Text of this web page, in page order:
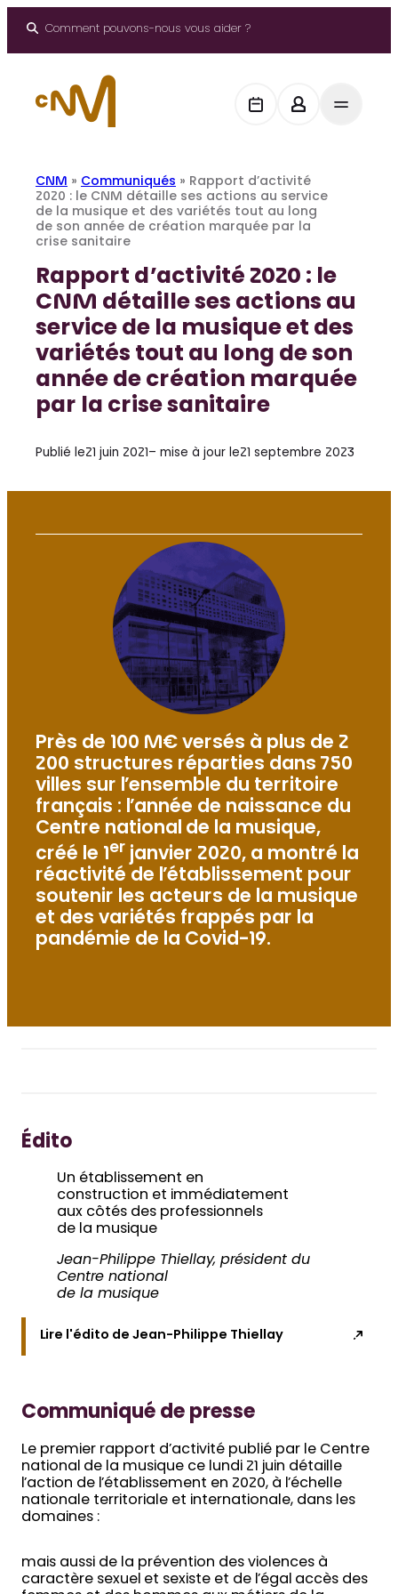
Panneau de gestion des cookies
Comment pouvons-nous vous aider ?
CNM » Communiqués » Rapport d’activité
2020 : le CNM détaille ses actions au service
de la musique et des variétés tout au long
de son année de création marquée par la
crise sanitaire
Rapport d’activité 2020 : le
CNM détaille ses actions au
service de la musique et des
variétés tout au long de son
année de création marquée
par la crise sanitaire
Publié le21 juin 2021 – mise à jour le21 septembre 2023
Près de 100 M€ versés à plus de 2
200 structures réparties dans 750
villes sur l’ensemble du territoire
français : l’année de naissance du
Centre national de la musique,
créé le 1 er janvier 2020, a montré la
réactivité de l’établissement pour
soutenir les acteurs de la musique
et des variétés frappés par la
pandémie de la Covid-19.
Édito
Un établissement en
construction et immédiatement
aux côtés des professionnels
de la musique
Jean-Philippe Thiellay, président du
Centre national
de la musique
Lire l'édito de Jean-Philippe Thiellay
Communiqué de presse
Le premier rapport d’activité publié par le Centre
national de la musique ce lundi 21 juin détaille
l’action de l’établissement en 2020, à l’échelle
nationale territoriale et internationale, dans les
domaines :
mais aussi de la prévention des violences à
caractère sexuel et sexiste et de l’égal accès des